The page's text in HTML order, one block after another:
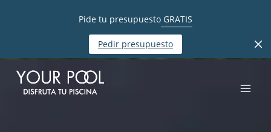
Pide tu presupuesto GRATIS
Pedir presupuesto